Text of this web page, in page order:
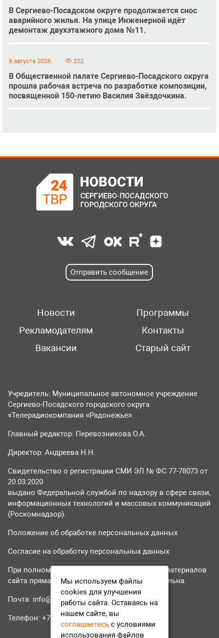
В Сергиево-Посадском округе продолжается снос
аварийного жилья. На улице Инженерной идёт
демонтаж двухэтажного дома №11.
6 августа 2026 222
В Общественной палате Сергиево-Посадского округа
прошла рабочая встреча по разработке композиции,
посвященной 150-летию Василия Звёздочкина.
Отправить сообщение
Новости
Программы
Рекламодателям
Контакты
Вакансии
Старый сайт
Учредитель: Муниципальное автономное учреждение
Сергиево-Посадского городского округа
«Телерадиокомпания «Радонежье».
Главный редактор: Перевозникова О.А.
Директор: Андреева Н.Н.
Свидетельство о регистрации СМИ ЭЛ № ФС 77-78073 от
20.03.2020
выдано Федеральной службой по надзору в сфере связи,
информационных технологий и массовых коммуникаций
(Роскомнадзор).
Положение об обработке персональных данных
Согласие на обработку персональных данных
При полном или частичном использовании материалов
сайта прямая гиперссылка на tvr24.tv обязательна.
Почта: info@tvr24.tv
Телефон: +7 (496) 551-04-95
Мы используем файлы
cookies для улучшения
работы сайта. Оставаясь на
нашем сайте, вы
соглашаетесь с условиями
использования файлов